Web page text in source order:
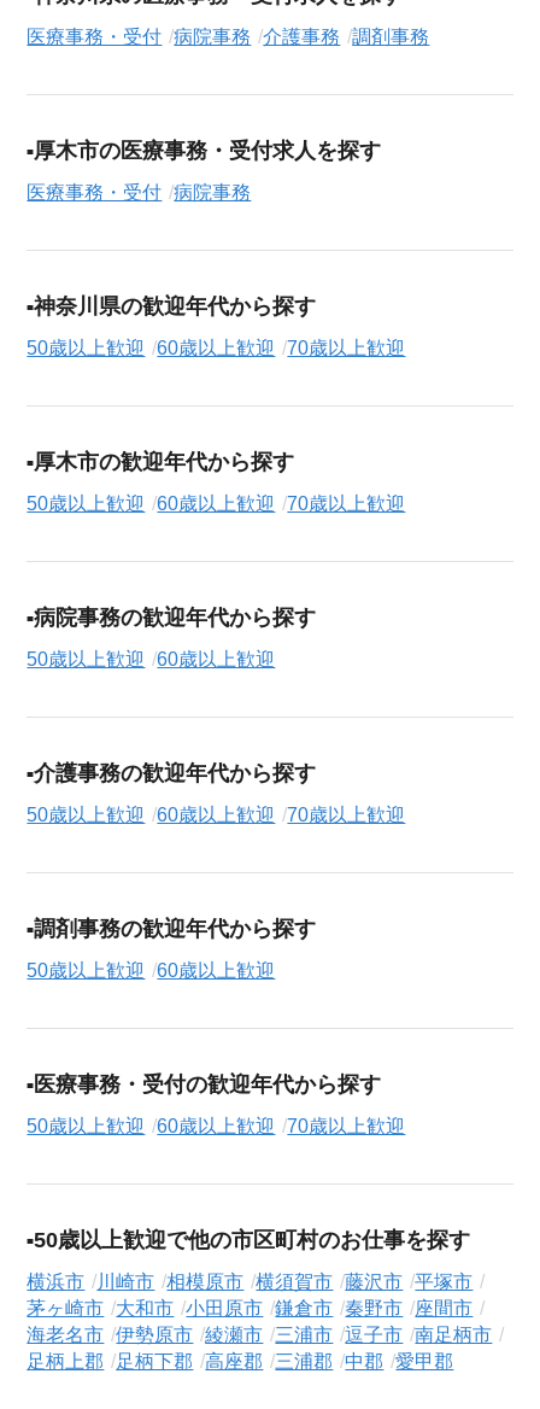
り条件での絞り込み検索も可能です。
この病院事務の求人にご興味をお持ちの方はもちろん、「まず
ビス（無料）にお申し込みください。
医療事務・受付 病院事務 介護事務 調剤事務
厚木市の医療事務・受付求人を探す
医療事務・受付 病院事務
神奈川県の歓迎年代から探す
50歳以上歓迎 60歳以上歓迎 70歳以上歓迎
厚木市の歓迎年代から探す
50歳以上歓迎 60歳以上歓迎 70歳以上歓迎
病院事務の歓迎年代から探す
50歳以上歓迎 60歳以上歓迎
介護事務の歓迎年代から探す
50歳以上歓迎 60歳以上歓迎 70歳以上歓迎
調剤事務の歓迎年代から探す
50歳以上歓迎 60歳以上歓迎
医療事務・受付の歓迎年代から探す
50歳以上歓迎 60歳以上歓迎 70歳以上歓迎
50歳以上歓迎で他の市区町村のお仕事を探す
横浜市 川崎市 相模原市 横須賀市 藤沢市
平塚市
茅ヶ崎市
大和市 小田原市 鎌倉市 秦野市
座間市
海老名市
伊勢原市 綾瀬市 三浦市 逗子市
南足柄市
足柄上郡
足柄下郡 高座郡 三浦郡 中郡 愛甲郡